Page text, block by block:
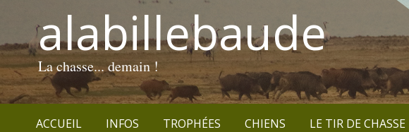
alabillebaude
La chasse... demain !
ACCUEIL INFOS TROPHÉES CHIENS LE TIR DE CHASSE